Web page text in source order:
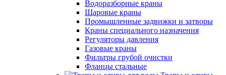
Водоразборные краны
Шаровые краны
Промышленные задвижки и затворы
Краны специального назначения
Регуляторы давления
Газовые краны
Фильтры грубой очистки
Фланцы стальные